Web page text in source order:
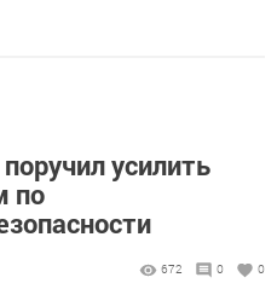
усилить
по
672 0 0